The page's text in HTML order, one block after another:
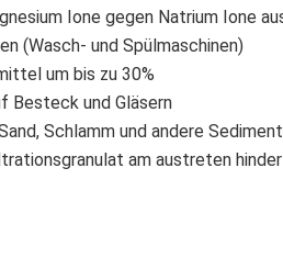
Ione gegen Natrium Ione
(Wasch- und Spülmaschinen)
um bis zu 30%
Besteck und Gläsern
Schlamm und andere
am austreten